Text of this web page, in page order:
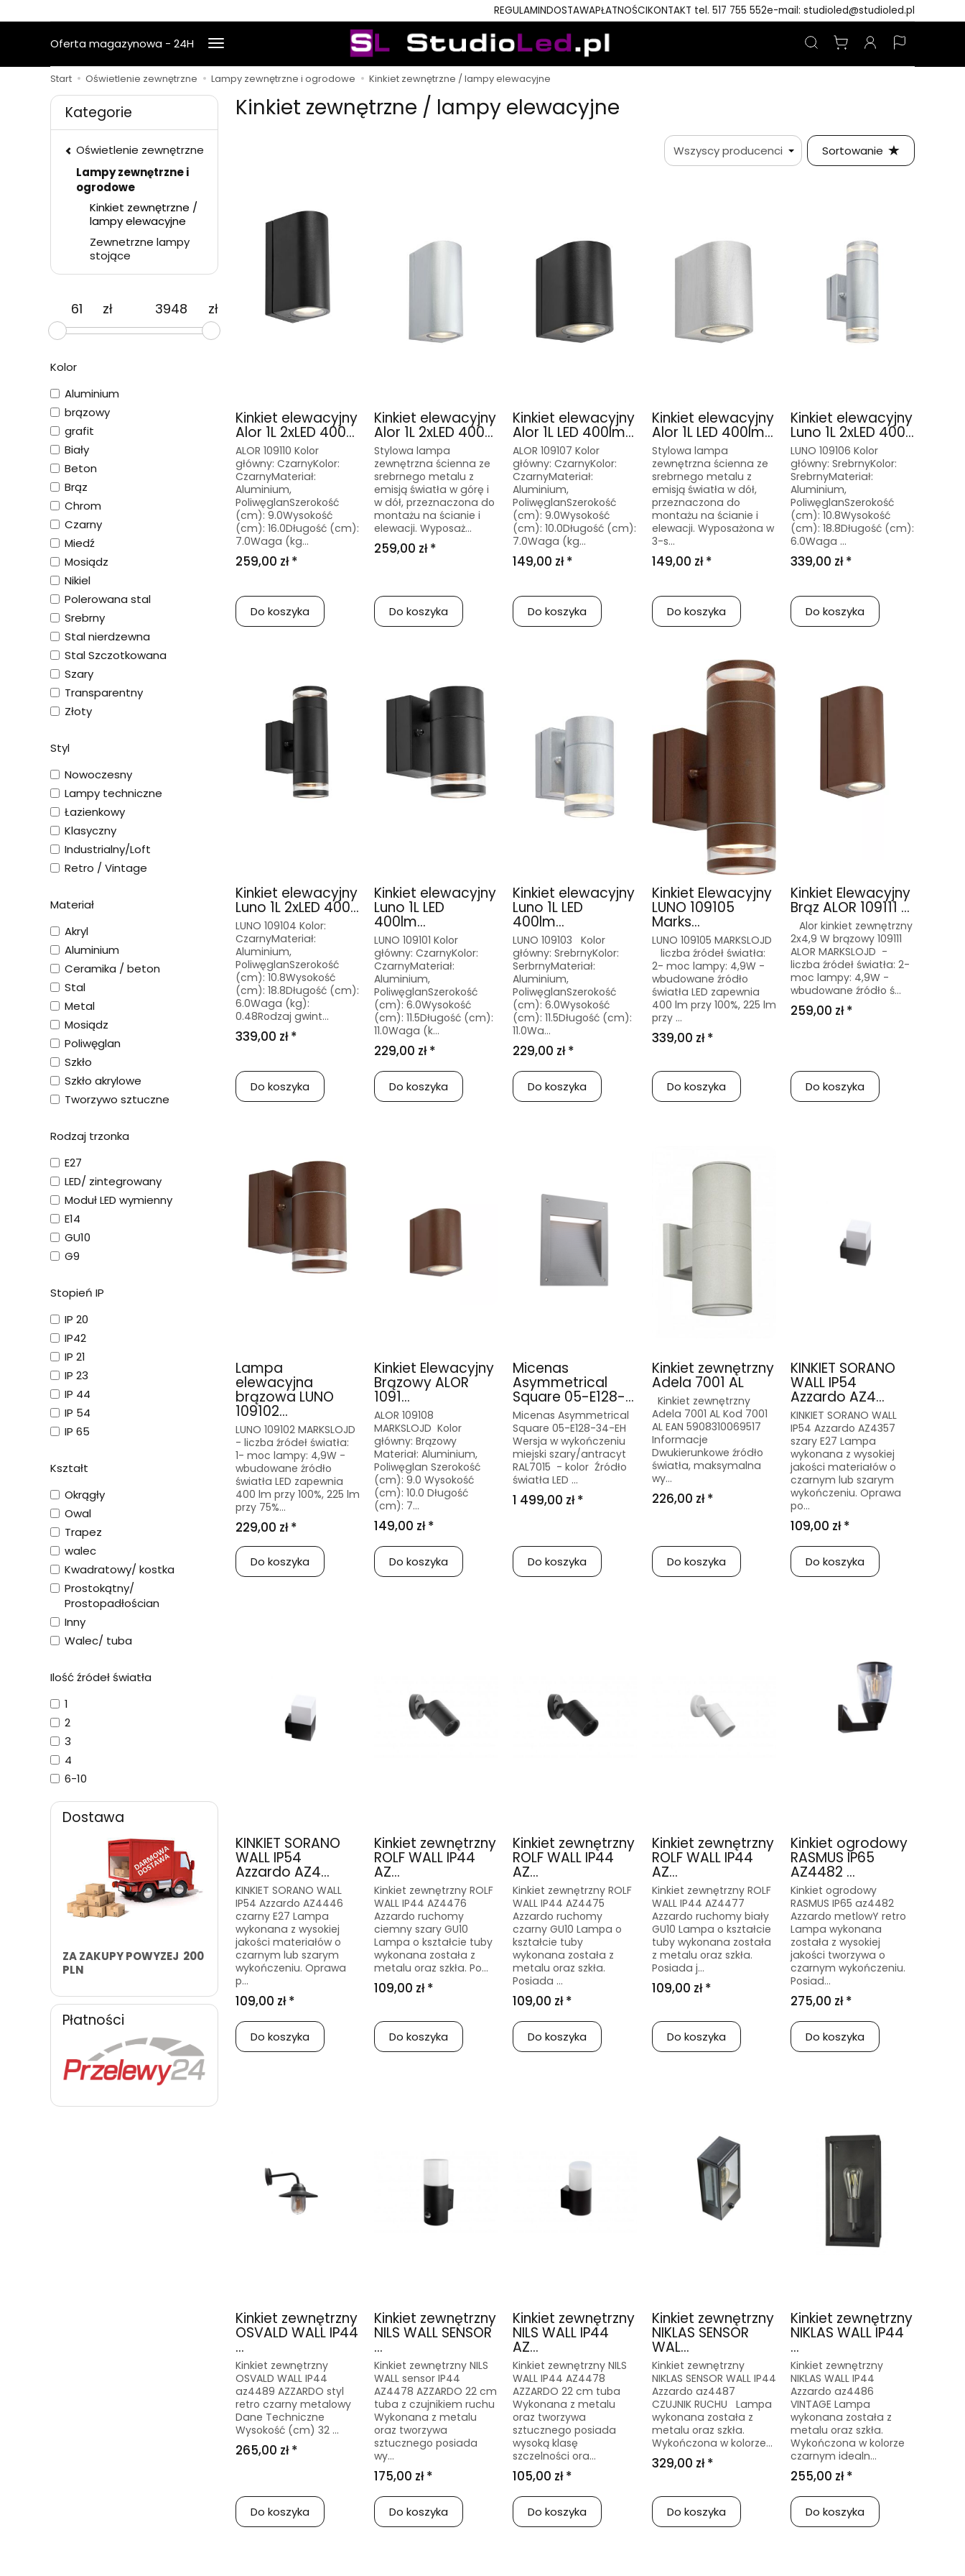
REGULAMINDOSTAWAPŁATNOŚCIKONTAKT tel. 517 755 552e-mail: studioled@studioled.pl
Oferta magazynowa - 24H
Start Oświetlenie zewnętrzne Lampy zewnętrzne i ogrodowe Kinkiet zewnętrzne / lampy elewacyjne
Kinkiet zewnętrzne / lampy elewacyjne
Sortowanie
Kinkiet elewacyjny
Alor 1L 2xLED 400...
ALOR 109110 Kolor
główny: CzarnyKolor:
CzarnyMateriał:
Aluminium,
PoliwęglanSzerokość
(cm): 9.0Wysokość
(cm): 16.0Długość (cm):
7.0Waga (kg...
259,00 zł *
Do koszyka
Kinkiet elewacyjny
Alor 1L 2xLED 400...
Stylowa lampa
zewnętrzna ścienna ze
srebrnego metalu z
emisją światła w górę i
w dół, przeznaczona do
montażu na ścianie i
elewacji. Wyposaż...
259,00 zł *
Do koszyka
Kinkiet elewacyjny
Alor 1L LED 400lm...
ALOR 109107 Kolor
główny: CzarnyKolor:
CzarnyMateriał:
Aluminium,
PoliwęglanSzerokość
(cm): 9.0Wysokość
(cm): 10.0Długość (cm):
7.0Waga (kg...
149,00 zł *
Do koszyka
Kinkiet elewacyjny
Alor 1L LED 400lm...
Stylowa lampa
zewnętrzna ścienna ze
srebrnego metalu z
emisją światła w dół,
przeznaczona do
montażu na ścianie i
elewacji. Wyposażona w
3-s...
149,00 zł *
Do koszyka
Kinkiet elewacyjny
Luno 1L 2xLED 400...
LUNO 109106 Kolor
główny: SrebrnyKolor:
SrebrnyMateriał:
Aluminium,
PoliwęglanSzerokość
(cm): 10.8Wysokość
(cm): 18.8Długość (cm):
6.0Waga ...
339,00 zł *
Do koszyka
Kinkiet elewacyjny
Luno 1L 2xLED 400...
LUNO 109104 Kolor:
CzarnyMateriał:
Aluminium,
PoliwęglanSzerokość
(cm): 10.8Wysokość
(cm): 18.8Długość (cm):
6.0Waga (kg):
0.48Rodzaj gwint...
339,00 zł *
Do koszyka
Kinkiet elewacyjny
Luno 1L LED
400lm...
LUNO 109101 Kolor
główny: CzarnyKolor:
CzarnyMateriał:
Aluminium,
PoliwęglanSzerokość
(cm): 6.0Wysokość
(cm): 11.5Długość (cm):
11.0Waga (k...
229,00 zł *
Do koszyka
Kinkiet elewacyjny
Luno 1L LED
400lm...
LUNO 109103 Kolor
główny: SrebrnyKolor:
SerbrnyMateriał:
Aluminium,
PoliwęglanSzerokość
(cm): 6.0Wysokość
(cm): 11.5Długość (cm):
11.0Wa...
229,00 zł *
Do koszyka
Kinkiet Elewacyjny
LUNO 109105
Marks...
LUNO 109105 MARKSLOJD
liczba źródeł światła:
2- moc lampy: 4,9W -
wbudowane źródło
światła LED zapewnia
400 lm przy 100%, 225 lm
przy ...
339,00 zł *
Do koszyka
Kinkiet Elewacyjny
Brąz ALOR 109111 ...
Alor kinkiet zewnętrzny
2x4,9 W brązowy 109111
ALOR MARKSLOJD -
liczba źródeł światła: 2-
moc lampy: 4,9W -
wbudowane źródło ś...
259,00 zł *
Do koszyka
Lampa
elewacyjna
brązowa LUNO
109102...
LUNO 109102 MARKSLOJD
- liczba źródeł światła:
1- moc lampy: 4,9W -
wbudowane źródło
światła LED zapewnia
400 lm przy 100%, 225 lm
przy 75%...
229,00 zł *
Do koszyka
Kinkiet Elewacyjny
Brązowy ALOR
1091...
ALOR 109108
MARKSLOJD Kolor
główny: Brązowy
Materiał: Aluminium,
Poliwęglan Szerokość
(cm): 9.0 Wysokość
(cm): 10.0 Długość
(cm): 7...
149,00 zł *
Do koszyka
Micenas
Asymmetrical
Square 05-E128-...
Micenas Asymmetrical
Square 05-E128-34-EH
Wersja w wykończeniu
miejski szary/antracyt
RAL7015 - kolor Źródło
światła LED ...
1 499,00 zł *
Do koszyka
Kinkiet zewnętrzny
Adela 7001 AL
Kinkiet zewnętrzny
Adela 7001 AL Kod 7001
AL EAN 5908310069517
Informacje
Dwukierunkowe źródło
światła, maksymalna
wy...
226,00 zł *
Do koszyka
KINKIET SORANO
WALL IP54
Azzardo AZ4...
KINKIET SORANO WALL
IP54 Azzardo AZ4357
szary E27 Lampa
wykonana z wysokiej
jakości materiałów o
czarnym lub szarym
wykończeniu. Oprawa
po...
109,00 zł *
Do koszyka
KINKIET SORANO
WALL IP54
Azzardo AZ4...
KINKIET SORANO WALL
IP54 Azzardo AZ4446
czarny E27 Lampa
wykonana z wysokiej
jakości materiałów o
czarnym lub szarym
wykończeniu. Oprawa
p...
109,00 zł *
Do koszyka
Kinkiet zewnętrzny
ROLF WALL IP44
AZ...
Kinkiet zewnętrzny ROLF
WALL IP44 AZ4476
Azzardo ruchomy
ciemny szary GU10
Lampa o kształcie tuby
wykonana została z
metalu oraz szkła. Po...
109,00 zł *
Do koszyka
Kinkiet zewnętrzny
ROLF WALL IP44
AZ...
Kinkiet zewnętrzny ROLF
WALL IP44 AZ4475
Azzardo ruchomy
czarny GU10 Lampa o
kształcie tuby
wykonana została z
metalu oraz szkła.
Posiada ...
109,00 zł *
Do koszyka
Kinkiet zewnętrzny
ROLF WALL IP44
AZ...
Kinkiet zewnętrzny ROLF
WALL IP44 AZ4477
Azzardo ruchomy biały
GU10 Lampa o kształcie
tuby wykonana została
z metalu oraz szkła.
Posiada j...
109,00 zł *
Do koszyka
Kinkiet ogrodowy
RASMUS IP65
AZ4482 ...
Kinkiet ogrodowy
RASMUS IP65 az4482
Azzardo metlowY retro
Lampa wykonana
została z wysokiej
jakości tworzywa o
czarnym wykończeniu.
Posiad...
275,00 zł *
Do koszyka
Kinkiet zewnętrzny
OSVALD WALL IP44
...
Kinkiet zewnętrzny
OSVALD WALL IP44
az4489 AZZARDO styl
retro czarny metalowy
Dane Techniczne
Wysokość (cm) 32 ...
265,00 zł *
Do koszyka
Kinkiet zewnętrzny
NILS WALL SENSOR
...
Kinkiet zewnętrzny NILS
WALL sensor IP44
AZ4478 AZZARDO 22 cm
tuba z czujnikiem ruchu
Wykonana z metalu
oraz tworzywa
sztucznego posiada
wy...
175,00 zł *
Do koszyka
Kinkiet zewnętrzny
NILS WALL IP44
AZ...
Kinkiet zewnętrzny NILS
WALL IP44 AZ4478
AZZARDO 22 cm tuba
Wykonana z metalu
oraz tworzywa
sztucznego posiada
wysoką klasę
szczelności ora...
105,00 zł *
Do koszyka
Kinkiet zewnętrzny
NIKLAS SENSOR
WAL...
Kinkiet zewnętrzny
NIKLAS SENSOR WALL IP44
Azzardo az4487
CZUJNIK RUCHU Lampa
wykonana została z
metalu oraz szkła.
Wykończona w kolorze...
329,00 zł *
Do koszyka
Kinkiet zewnętrzny
NIKLAS WALL IP44
...
Kinkiet zewnętrzny
NIKLAS WALL IP44
Azzardo az4486
VINTAGE Lampa
wykonana została z
metalu oraz szkła.
Wykończona w kolorze
czarnym idealn...
255,00 zł *
Do koszyka
Kategorie
Oświetlenie zewnętrzne
Lampy zewnętrzne i
ogrodowe
Kinkiet zewnętrzne /
lampy elewacyjne
Zewnetrzne lampy
stojące
zł zł
Kolor
Aluminium
brązowy
grafit
Biały
Beton
Brąz
Chrom
Czarny
Miedź
Mosiądz
Nikiel
Polerowana stal
Srebrny
Stal nierdzewna
Stal Szczotkowana
Szary
Transparentny
Złoty
Styl
Nowoczesny
Lampy techniczne
Łazienkowy
Klasyczny
Industrialny/Loft
Retro / Vintage
Materiał
Akryl
Aluminium
Ceramika / beton
Stal
Metal
Mosiądz
Poliwęglan
Szkło
Szkło akrylowe
Tworzywo sztuczne
Rodzaj trzonka
E27
LED/ zintegrowany
Moduł LED wymienny
E14
GU10
G9
Stopień IP
IP 20
IP42
IP 21
IP 23
IP 44
IP 54
IP 65
Kształt
Okrągły
Owal
Trapez
walec
Kwadratowy/ kostka
Prostokątny/
Prostopadłościan
Inny
Walec/ tuba
Ilość źródeł światła
1
2
3
4
6-10
Dostawa
ZA ZAKUPY POWYZEJ 200
PLN
Płatności